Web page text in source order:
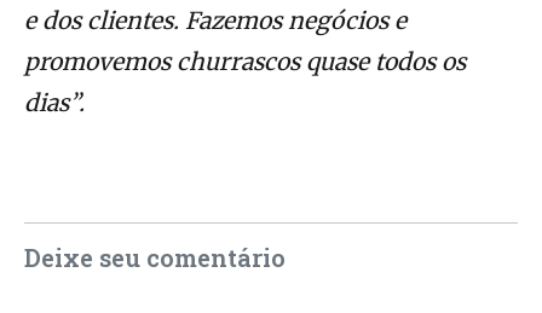
e dos clientes. Fazemos negócios e
promovemos churrascos quase todos os
dias”.
Deixe seu comentário